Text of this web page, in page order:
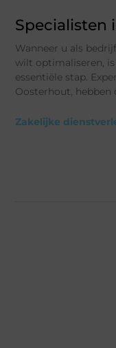
Wanneer u als
wilt optimaliseren,
essentiële stap.
Oosterhout, hebben
Zakelijke